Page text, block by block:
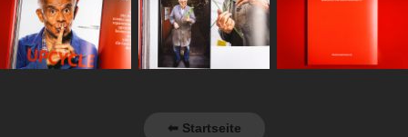
⬅ Startseite